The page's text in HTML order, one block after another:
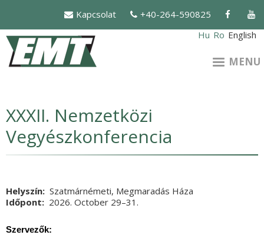
main
content
Kapcsolat
+40-264-590825
Hu Ro English
MENU
XXXII. Nemzetközi
Vegyészkonferencia
Helyszín Szatmárnémeti, Megmaradás Háza
Időpont
2026. October 29Vége
–31.
Szervezők: